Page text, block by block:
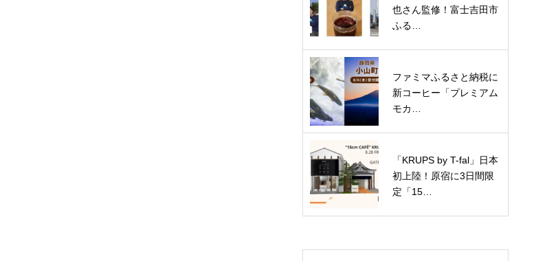
也さん監修！富士吉田市
ふる…
ファミマふるさと納税に
新コーヒー「プレミアム
モカ…
「KRUPS by T-fal」日本
初上陸！原宿に3日間限
定「15…